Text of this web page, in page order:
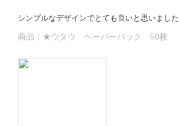
シンプルなデザインでとても良いと思いました
商品： ★ウタウ ペーパーバック 50枚